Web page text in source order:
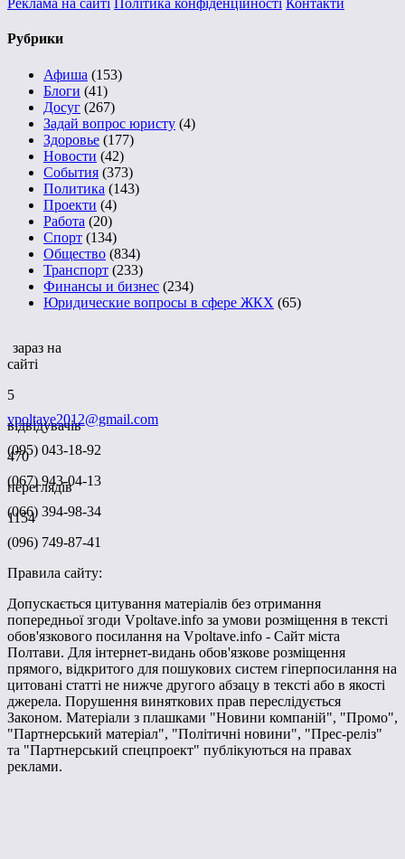
Реклама на сайті Політика конфіденційності Контакти
Рубрики
Афиша (153)
Блоги (41)
Досуг (267)
Задай вопрос юристу (4)
Здоровье (177)
Новости (42)
События (373)
Политика (143)
Проекти (4)
Работа (20)
Спорт (134)
Общество (834)
Транспорт (233)
Финансы и бизнес (234)
Юридические вопросы в сфере ЖКХ (65)
зараз на
сайті
5
відвідувачів
470
переглядів
1154
vpoltave2012@gmail.com
(095) 043-18-92
(067) 943-04-13
(066) 394-98-34
(096) 749-87-41
Правила сайту:
Допускається цитування матеріалів без отримання
попередньої згоди Vpoltave.info за умови розміщення в тексті
обов'язкового посилання на Vpoltave.info - Сайт міста
Полтави. Для інтернет-видань обов'язкове розміщення
прямого, відкритого для пошукових систем гіперпосилання на
цитовані статті не нижче другого абзацу в тексті або в якості
джерела. Порушення виняткових прав переслідується
Законом. Матеріали з плашками "Новини компаній", "Промо",
"Партнерський матеріал", "Політичні новини", "Прес-реліз"
та "Партнерський спецпроект" публікуються на правах
реклами.